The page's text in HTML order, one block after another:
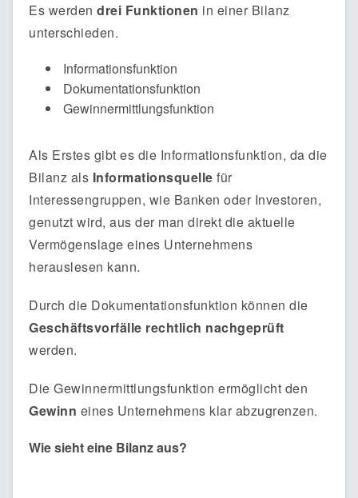
Es werden drei Funktionen in einer Bilanz
unterschieden.
Informationsfunktion
Dokumentationsfunktion
Gewinnermittlungsfunktion
Als Erstes gibt es die Informationsfunktion, da die
Bilanz als Informationsquelle für
Interessengruppen, wie Banken oder Investoren,
genutzt wird, aus der man direkt die aktuelle
Vermögenslage eines Unternehmens
herauslesen kann.
Durch die Dokumentationsfunktion können die
Geschäftsvorfälle rechtlich nachgeprüft
werden.
Die Gewinnermittlungsfunktion ermöglicht den
Gewinn eines Unternehmens klar abzugrenzen.
Wie sieht eine Bilanz aus?